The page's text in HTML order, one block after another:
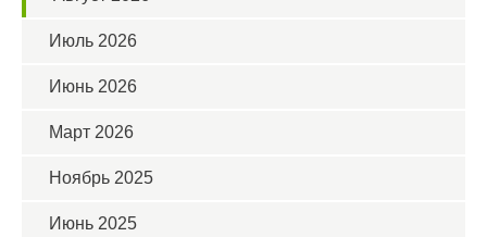
Июль 2026
Июнь 2026
Март 2026
Ноябрь 2025
Июнь 2025